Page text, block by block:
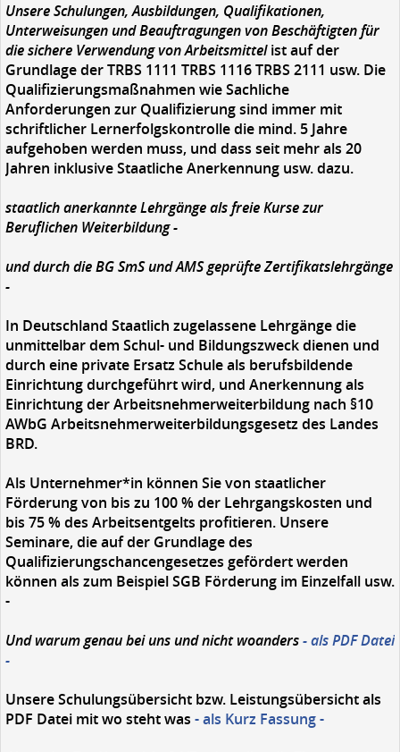
Unsere Schulungen, Ausbildungen, Qualifikationen,
Unterweisungen und Beauftragungen von Beschäftigten für
die sichere Verwendung von Arbeitsmittelist auf der
Grundlage der TRBS 1111 TRBS 1116 TRBS 2111 usw. Die
Qualifizierungsmaßnahmen wie Sachliche
Anforderungen zur Qualifizierung sind immer mit
schriftlicher Lernerfolgskontrolle die mind. 5 Jahre
aufgehoben werden muss, und dass seit mehr als 20
Jahren inklusive Staatliche Anerkennung usw. dazu.
staatlich anerkannte Lehrgänge als freie Kurse zur
Beruflichen Weiterbildung -
und durch die BG SmS und AMS geprüfte Zertifikatslehrgänge
-
In Deutschland Staatlich zugelassene Lehrgänge die
unmittelbar dem Schul- und Bildungszweck dienen und
durch eine private Ersatz Schule als berufsbildende
Einrichtung durchgeführt wird, und Anerkennung als
Einrichtung der Arbeitsnehmerweiterbildung nach §10
AWbG Arbeitsnehmerweiterbildungsgesetz des Landes
BRD.
Als Unternehmer*in können Sie von staatlicher
Förderung von bis zu 100 % der Lehrgangskosten und
bis 75 % des Arbeitsentgelts profitieren. Unsere
Seminare, die auf der Grundlage des
Qualifizierungschancengesetzes gefördert werden
können als zum Beispiel SGB Förderung im Einzelfall usw.
-
Und warum genau bei uns und nicht woanders- als PDF Datei
-
Unsere Schulungsübersicht bzw. Leistungsübersicht als
PDF Datei mit wo steht was - als Kurz Fassung -